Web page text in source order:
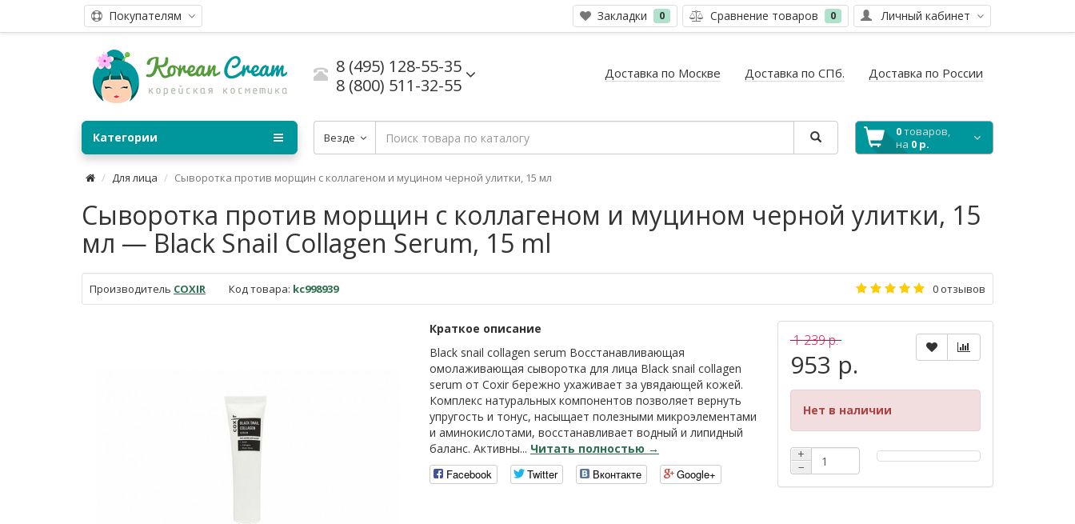
Личный кабинет
Покупателям Закладки 0 Сравнение товаров 0
8 (495) 128-55-35
8 (800) 511-32-55
Доставка по Москве Доставка по СПб. Доставка по России
Везде 0товаров,
на 0 р.
Категории
Для лица Сыворотка против морщин с коллагеном и муцином черной улитки, 15 мл
Сыворотка против морщин с коллагеном и муцином черной улитки, 15
мл — Black Snail Collagen Serum, 15 ml
Производитель COXIR Код товара: kc998939 0 отзывов
Краткое описание
Black snail collagen serum Восстанавливающая
омолаживающая сыворотка для лица Black snail collagen
serum от Coxir бережно ухаживает за увядающей кожей.
Комплекс натуральных компонентов позволяет вернуть
упругость и тонус, насыщает полезными микроэлементами
и аминокислотами, восстанавливает водный и липидный
баланс. Активны... Читать полностью →
Facebook
Twitter Вконтакте Google+
1 239 р.
953 р.
Нет в наличии
+
−